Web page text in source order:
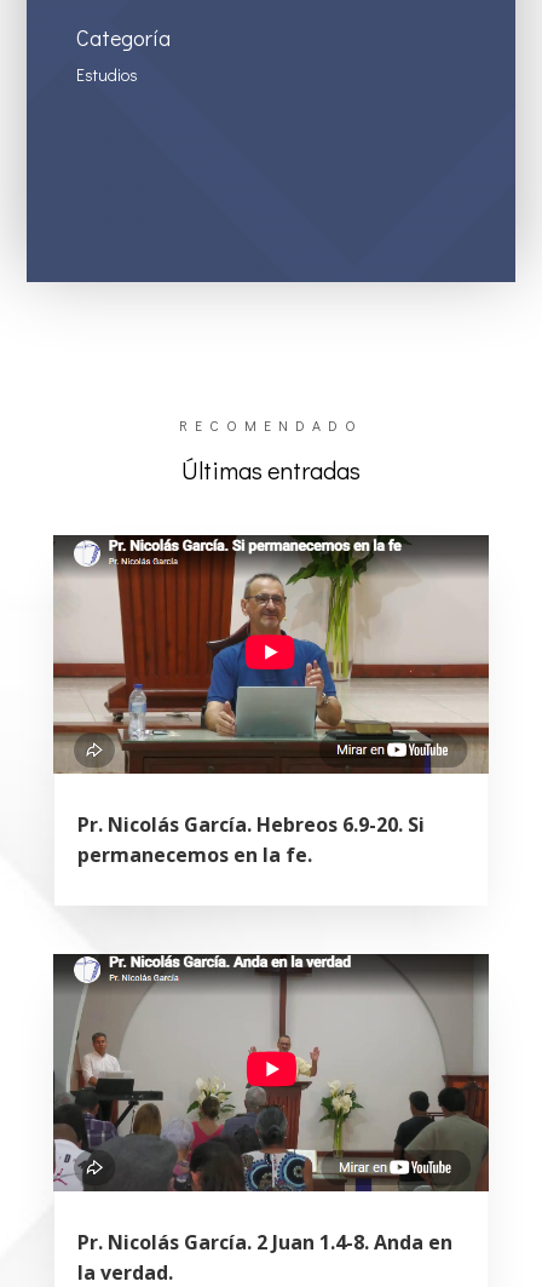
Categoría
Estudios
RECOMENDADO
Últimas entradas
Pr. Nicolás García. Hebreos 6.9-20. Si
permanecemos en la fe.
Pr. Nicolás García. 2 Juan 1.4-8. Anda en
la verdad.